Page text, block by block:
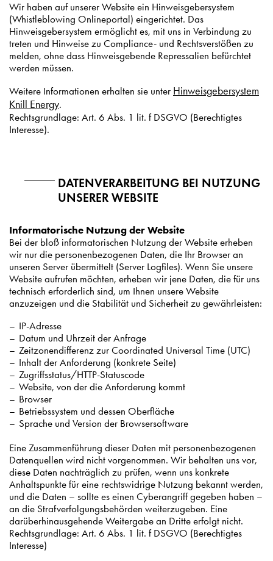
Wir haben auf unserer Website ein Hinweisgebersystem
(Whistleblowing Onlineportal) eingerichtet. Das
Hinweisgebersystem ermöglicht es, mit uns in Verbindung zu
treten und Hinweise zu Compliance- und Rechtsverstößen zu
melden, ohne dass Hinweisgebende Repressalien befürchtet
werden müssen.
Weitere Informationen erhalten sie unter Hinweisgebersystem
Knill Energy.
Rechtsgrundlage: Art. 6 Abs. 1 lit. f DSGVO (Berechtigtes
Interesse).
DATENVERARBEITUNG BEI NUTZUNG
UNSERER WEBSITE
Informatorische Nutzung der Website
Bei der bloß informatorischen Nutzung der Website erheben
wir nur die personenbezogenen Daten, die Ihr Browser an
unseren Server übermittelt (Server Logfiles). Wenn Sie unsere
Website aufrufen möchten, erheben wir jene Daten, die für uns
technisch erforderlich sind, um Ihnen unsere Website
anzuzeigen und die Stabilität und Sicherheit zu gewährleisten:
IP-Adresse
Datum und Uhrzeit der Anfrage
Zeitzonendifferenz zur Coordinated Universal Time (UTC)
Inhalt der Anforderung (konkrete Seite)
Zugriffsstatus/HTTP-Statuscode
Website, von der die Anforderung kommt
Browser
Betriebssystem und dessen Oberfläche
Sprache und Version der Browsersoftware
Eine Zusammenführung dieser Daten mit personenbezogenen
Datenquellen wird nicht vorgenommen. Wir behalten uns vor,
diese Daten nachträglich zu prüfen, wenn uns konkrete
Anhaltspunkte für eine rechtswidrige Nutzung bekannt werden,
und die Daten – sollte es einen Cyberangriff gegeben haben –
an die Strafverfolgungsbehörden weiterzugeben. Eine
darüberhinausgehende Weitergabe an Dritte erfolgt nicht.
Rechtsgrundlage: Art. 6 Abs. 1 lit. f DSGVO (Berechtigtes
Interesse)